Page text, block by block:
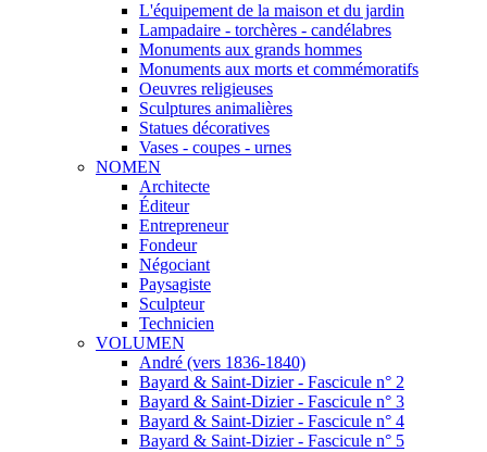
L'équipement de la maison et du jardin
Lampadaire - torchères - candélabres
Monuments aux grands hommes
Monuments aux morts et commémoratifs
Oeuvres religieuses
Sculptures animalières
Statues décoratives
Vases - coupes - urnes
NOMEN
Architecte
Éditeur
Entrepreneur
Fondeur
Négociant
Paysagiste
Sculpteur
Technicien
VOLUMEN
André (vers 1836-1840)
Bayard & Saint-Dizier - Fascicule n° 2
Bayard & Saint-Dizier - Fascicule n° 3
Bayard & Saint-Dizier - Fascicule n° 4
Bayard & Saint-Dizier - Fascicule n° 5